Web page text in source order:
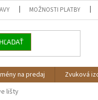
MOŽNOSTI PLATBY
HĽADAŤ
na predaj Zvuková
lišty